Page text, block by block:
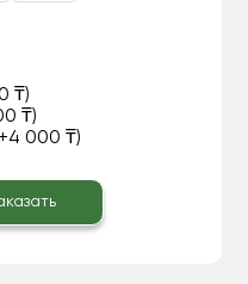
₸)
₸)
000 ₸)